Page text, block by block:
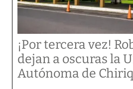
¡Por tercera vez!
dejan a oscuras la
Autónoma de